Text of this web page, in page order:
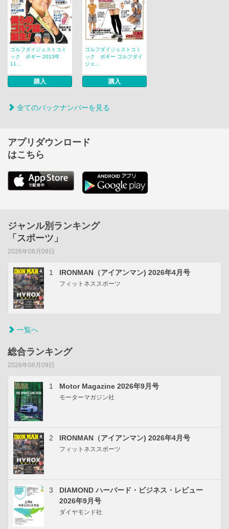
ゴルフダイジェストコミ
ック ボギー 2013年
11...
購入
ゴルフダイジェストコミ
ック ボギー ゴルフダイ
ジェ...
購入
全てのバックナンバーを見る
アプリダウンロード
はこちら
ジャンル別ランキング
「スポーツ」
2026年08月09日
1 IRONMAN（アイアンマン) 2026年4月号
フィットネススポーツ
一覧へ
総合ランキング
2026年08月09日
1 Motor Magazine 2026年9月号
モーターマガジン社
2 IRONMAN（アイアンマン) 2026年4月号
フィットネススポーツ
3
DIAMOND ハーバード・ビジネス・レビュー
2026年9月号
ダイヤモンド社